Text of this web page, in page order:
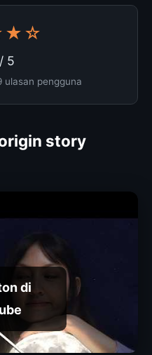
/ 5
ulasan pengguna
story
di